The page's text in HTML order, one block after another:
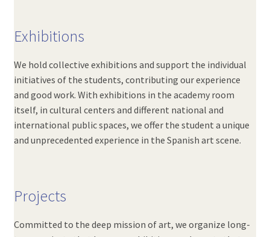
Exhibitions
We hold collective exhibitions and support the individual
initiatives of the students, contributing our experience
and good work. With exhibitions in the academy room
itself, in cultural centers and different national and
international public spaces, we offer the student a unique
and unprecedented experience in the Spanish art scene.
Projects
Committed to the deep mission of art, we organize long-